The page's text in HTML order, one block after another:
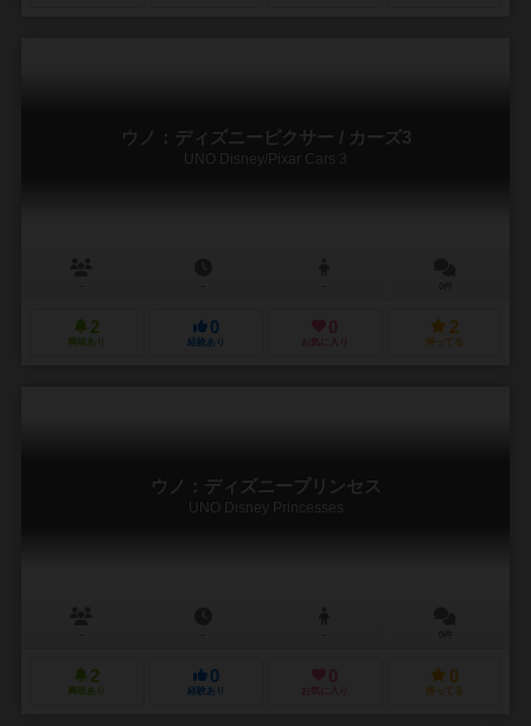
ウノ：ディズニーピクサー / カーズ3
UNO Disney/Pixar Cars 3
2
興味あり
0
経験あり
0
お気に入り
2
持ってる
ウノ：ディズニープリンセス
UNO Disney Princesses
2
興味あり
0
経験あり
0
お気に入り
0
持ってる